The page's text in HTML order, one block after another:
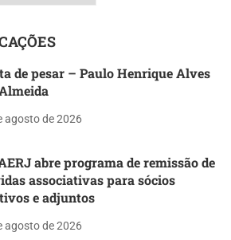
de pesar – Paulo Henrique Alves
agosto de 2026
abre programa de remissão de
associativas para sócios
e adjuntos
agosto de 2026